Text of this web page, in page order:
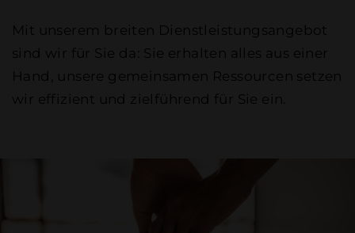
Mit unserem breiten Dienstleistungsangebot
sind wir für Sie da: Sie erhalten alles aus einer
Hand, unsere gemeinsamen Ressourcen setzen
wir effizient und zielführend für Sie ein.